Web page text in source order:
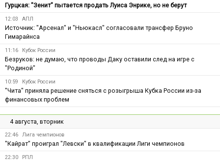
Гурцкая: "Зенит" пытается продать Луиса Энрике, но не берут
12:03 АПЛ
Источник: "Арсенал" и "Ньюкасл" согласовали трансфер Бруно
Гимарайнса
11:16 Кубок России
Безруков: не думаю, что проводы Даку оставили след на игре с
"Родиной"
10:59 Кубок России
"Чита" приняла решение сняться с розыгрыша Кубка России из-за
финансовых проблем
4 августа, вторник
22:46 Лига чемпионов
"Кайрат" проиграл "Левски" в квалификации Лиги чемпионов
22:30 РПЛ